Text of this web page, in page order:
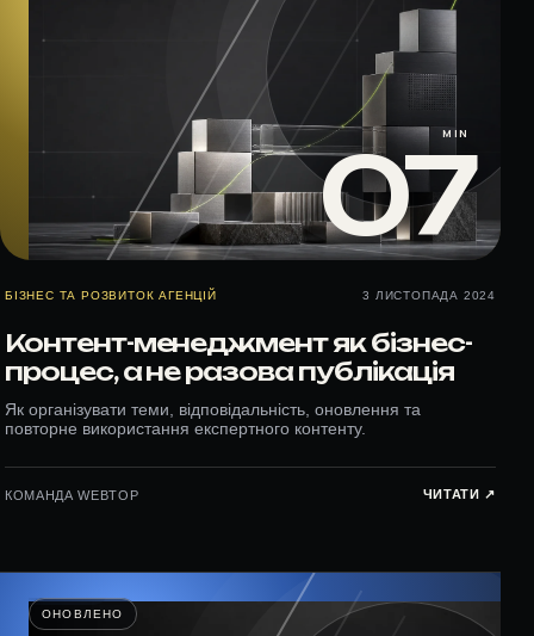
07
MIN
БІЗНЕС ТА РОЗВИТОК АГЕНЦІЙ 3 ЛИСТОПАДА 2024
Контент-менеджмент як бізнес-
процес, а не разова публікація
Як організувати теми, відповідальність, оновлення та
повторне використання експертного контенту.
КОМАНДА WEBTOP ЧИТАТИ ↗︎
ОНОВЛЕНО